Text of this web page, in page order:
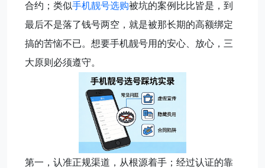
合约；类似手机靓号选购被坑的案例比比皆是，到
最后不是落了钱号两空，就是被那长期的高额绑定
搞的苦恼不已。想要手机靓号用的安心、放心，三
大原则必须遵守。
第一，认准正规渠道，从根源着手；经过认证的靠